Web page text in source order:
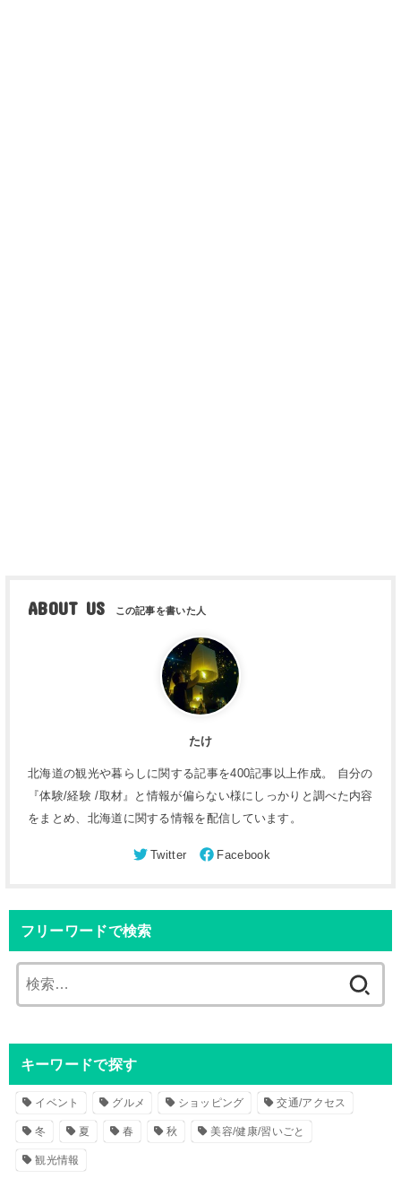
ABOUT US
たけ
北海道の観光や暮らしに関する記事を400記事以上作成。 自分の
『体験/経験 /取材』と情報が偏らない様にしっかりと調べた内容
をまとめ、北海道に関する情報を配信しています。
フリーワードで検索
索
キーワードで探す
イベント グルメ ショッピング 交通/アクセス
冬 夏 春 秋 美容/健康/習いごと
観光情報